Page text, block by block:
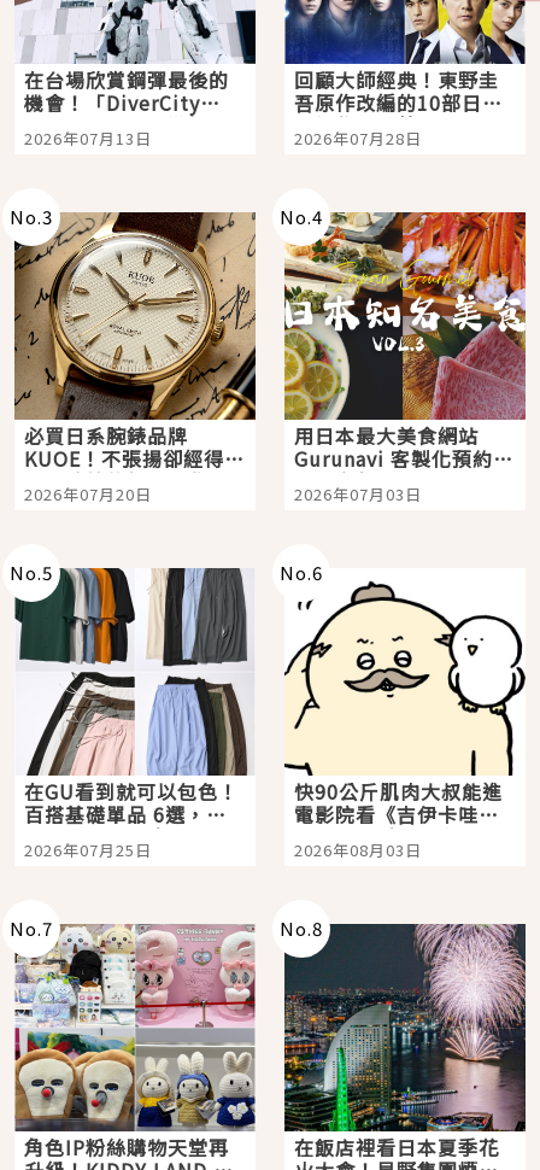
在台場欣賞鋼彈最後的
機會！「DiverCity
Tokyo Plaza」搭船、
購物、美食及夜景，一
2026年07月13日
回顧大師經典！東野圭
吾原作改編的10部日本
影視作品推薦
2026年07月28日
No.3
必買日系腕錶品牌
KUOE！不張揚卻經得起
時間洗鍊的經典之作五
選
2026年07月20日
No.4
用日本最大美食網站
Gurunavi 客製化預約九
大都市餐廳，打造專屬
美食體驗！
2026年07月03日
No.5
在GU看到就可以包色！
百搭基礎單品 6選，閉
眼全收也不心疼
2026年07月25日
No.6
快90公斤肌肉大叔能進
電影院看《吉伊卡哇》
嗎？日本重金屬樂團
「打首」會長與nagano
2026年08月03日
No.7
角色IP粉絲購物天堂再
No.8
在飯店裡看日本夏季花